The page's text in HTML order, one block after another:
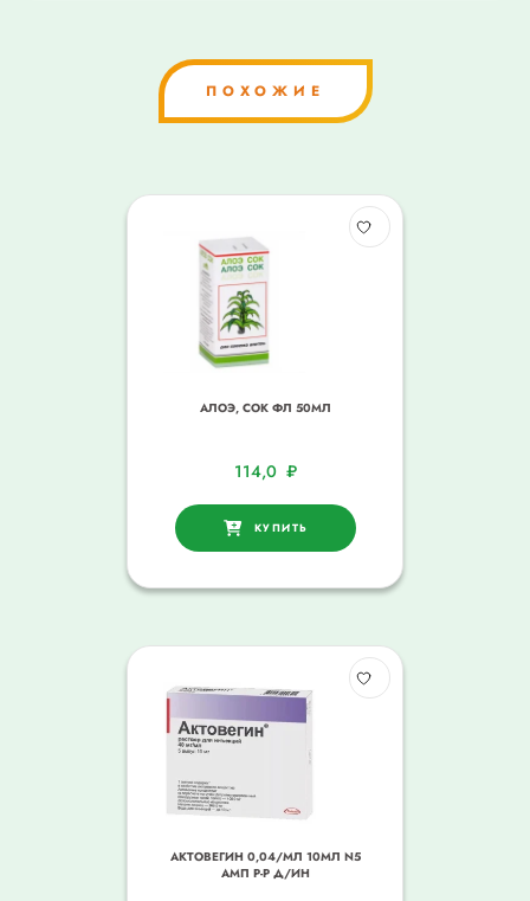
ПОХОЖИЕ
АЛОЭ, СОК ФЛ 50МЛ
114,0 ₽
КУПИТЬ
АКТОВЕГИН 0,04/МЛ 10МЛ N5
АМП Р-Р Д/ИН